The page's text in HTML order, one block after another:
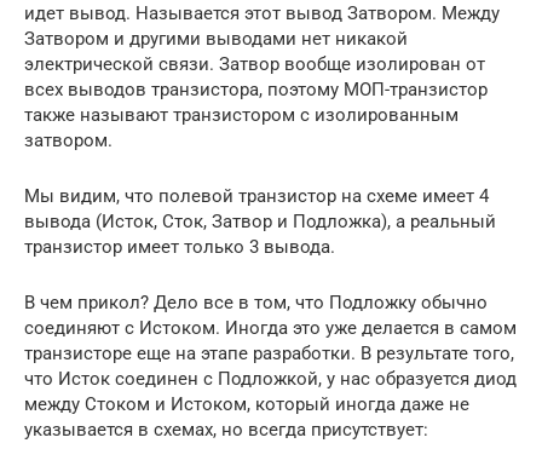
идет вывод. Называется этот вывод Затвором. Между
Затвором и другими выводами нет никакой
электрической связи. Затвор вообще изолирован от
всех выводов транзистора, поэтому МОП-транзистор
также называют транзистором с изолированным
затвором.
Мы видим, что полевой транзистор на схеме имеет 4
вывода (Исток, Сток, Затвор и Подложка), а реальный
транзистор имеет только 3 вывода.
В чем прикол? Дело все в том, что Подложку обычно
соединяют с Истоком. Иногда это уже делается в самом
транзисторе еще на этапе разработки. В результате того,
что Исток соединен с Подложкой, у нас образуется диод
между Стоком и Истоком, который иногда даже не
указывается в схемах, но всегда присутствует: